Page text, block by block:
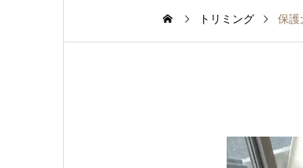
トリミング 保護